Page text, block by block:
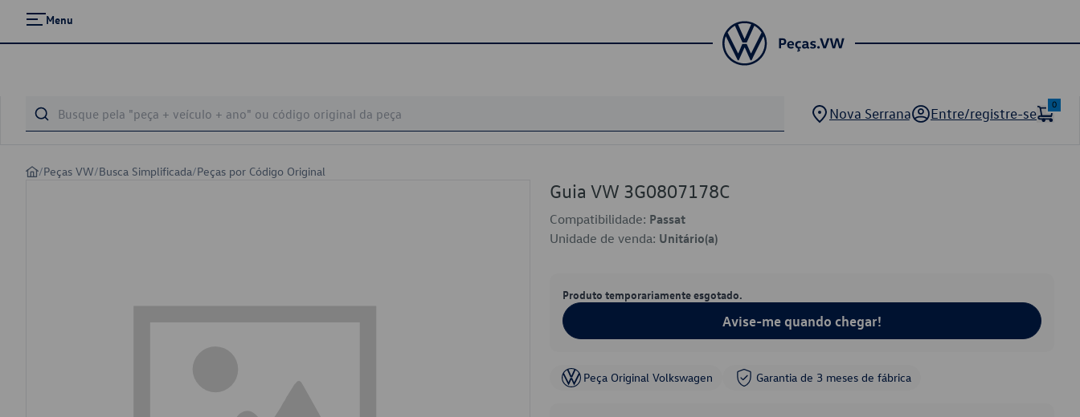
Menu
Nova Serrana Entre/registre-se
0
/Peças VW/Busca Simplificada/Peças por Código Original
Guia VW 3G0807178C
Compatibilidade: Passat
Unidade de venda: Unitário(a)
Produto temporariamente esgotado.
Avise-me quando chegar!
Peça Original Volkswagen Garantia de 3 meses de fábrica